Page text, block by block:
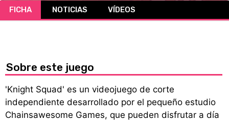
FICHA NOTICIAS VÍDEOS
Sobre este juego
'Knight Squad' es un videojuego de corte
independiente desarrollado por el pequeño estudio
Chainsawesome Games, que pueden disfrutar a día